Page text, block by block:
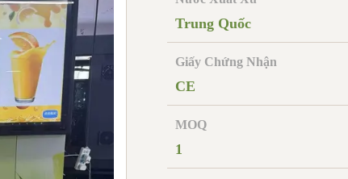
Trung Quốc
Giấy Chứng Nhận
CE
MOQ
1